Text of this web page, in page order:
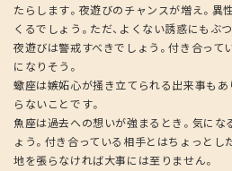
たらします。夜遊びのチャンスが増え。異
くるでしょう。ただ、よくない誘惑にもぶ
夜遊びは警戒すべきでしょう。付き合って
になりそう。
蠍座は嫉妬心が掻き立てられる出来事も
らないことです。
魚座は過去への想いが強まるとき。気に
ょう。付き合っている相手とはちょっとし
地を張らなければ大事には至りません。